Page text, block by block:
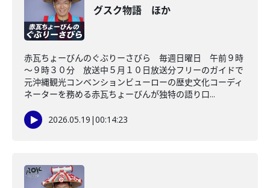
グスク物語 ほか
赤瓦ちょーびんのぐぶりーさびら 毎週日曜日 午前９時
～９時３０分 放送中５月１０日放送分フリーのガイドで
元沖縄観光コンベンションビューローの歴史文化コーディ
ネーターを務める赤瓦ちょーびんが独特の語り口...
2026.05.19 |00:14:23